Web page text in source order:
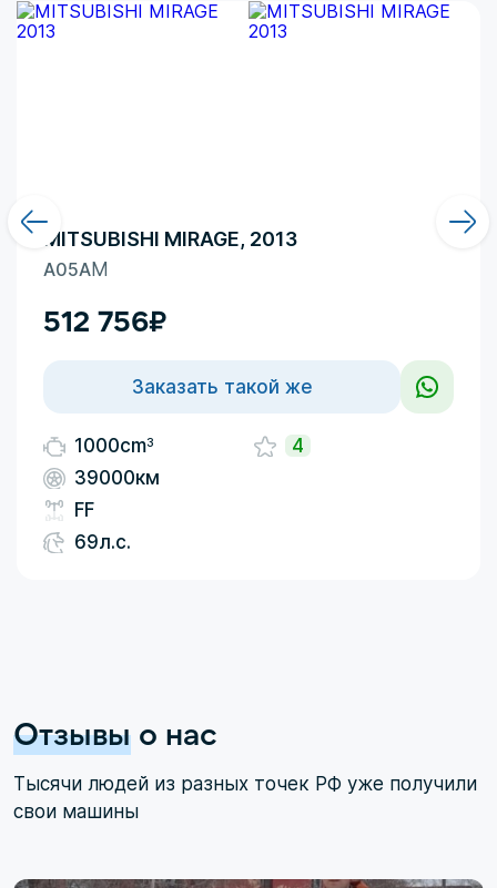
1000cm3
39000км
FF
69л.с.
4
MITSUBISHI MIRAGE, 2013
A05AM
512 756₽
Заказать такой же
Отзывы о нас
Тысячи людей из разных точек РФ уже получили
свои машины